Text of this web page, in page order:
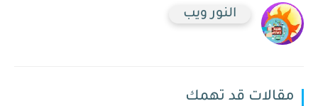
النور ويب
مقالات قد تهمك